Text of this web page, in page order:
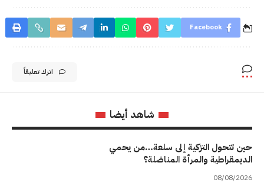
Facebook
اترك تعليقاً
شاهد أيضا
حين تتحول التزكية إلى سلعة…من يحمي
الديمقراطية والمرأة المناضلة؟
08/08/2026